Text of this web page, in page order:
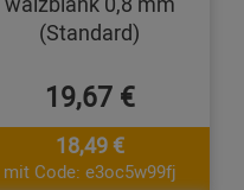
(Standard)
19,67 €
18,49 €
mit Code: e3oc5w99fj